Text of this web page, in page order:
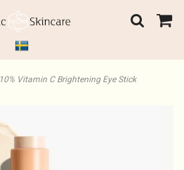
10% Vitamin C Brightening Eye Stick